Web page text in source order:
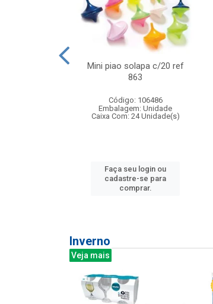
Mini piao solapa c/20 ref
863
Código: 106486
Embalagem: Unidade
Caixa Com: 24 Unidade(s)
Faça seu login ou
cadastre-se para
comprar.
Inverno
Veja mais